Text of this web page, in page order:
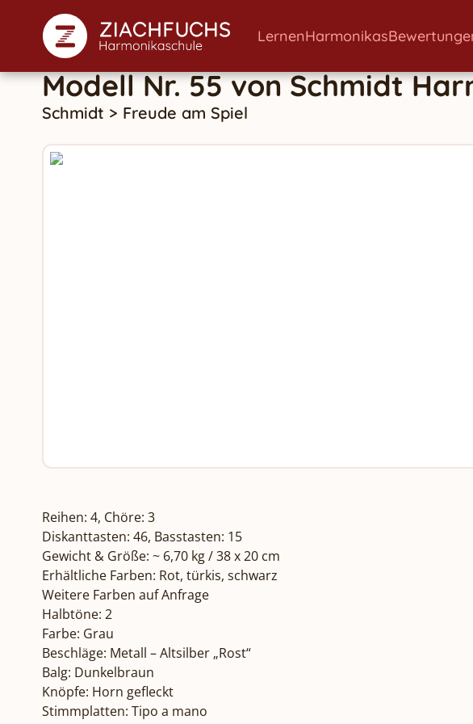
LernenHarmonikas
Modell Nr. 55vonSchmidt
Schmidt > Freude am Spiel
Reihen: 4, Chöre: 3
Diskanttasten: 46, Basstasten: 15
Gewicht & Größe: ~ 6,70 kg / 38 x 20 cm
Erhältliche Farben: Rot, türkis, schwarz
Weitere Farben auf Anfrage
Halbtöne: 2
Farbe: Grau
Beschläge: Metall – Altsilber „Rost“
Balg: Dunkelbraun
Knöpfe: Horn gefleckt
Stimmplatten: Tipo a mano